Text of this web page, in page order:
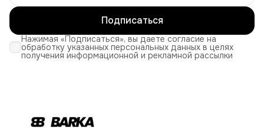
Подписаться
Нажимая «Подписаться», вы даете согласие на
обработку указанных персональных данных в целях
получения информационной и рекламной рассылки